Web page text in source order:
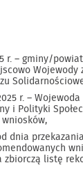
r. – gminy/
Wojewody
r. – Wojewoda
i Polityki
dnia
zbiorczą listę